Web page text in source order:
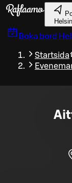
Gå till
Boka bord
Startsida